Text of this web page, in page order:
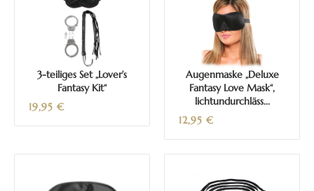
3-teiliges Set „Lover’s
Fantasy Kit“
19,95 €
Augenmaske „Deluxe
Fantasy Love Mask“,
lichtundurchläss...
12,95 €